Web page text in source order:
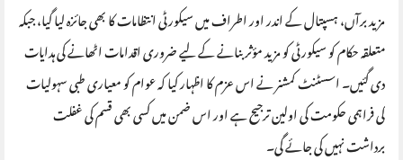
مزید برآں، ہسپتال کے اندر اور اطراف میں سیکورٹی انتظامات کا بھی جائزہ لیا گیا، جبکہ
متعلقہ حکام کو سیکورٹی کو مزید مؤثر بنانے کے لیے ضروری اقدامات اٹھانے کی ہدایات
دی گئیں۔ اسسٹنٹ کمشنر نے اس عزم کا اظہار کیا کہ عوام کو معیاری طبی سہولیات
کی فراہمی حکومت کی اولین ترجیح ہے اور اس ضمن میں کسی بھی قسم کی غفلت
برداشت نہیں کی جائے گی۔